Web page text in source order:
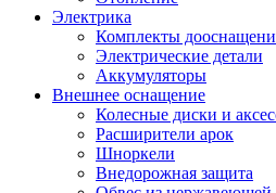
Электрика
Комплекты
Электрические детали
Аккумуляторы
Внешнее оснащение
Колесные диски и
Расширители арок
Шноркели
Внедорожная защита